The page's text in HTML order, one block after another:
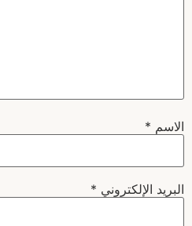
الاسم *
البريد الإلكتروني *